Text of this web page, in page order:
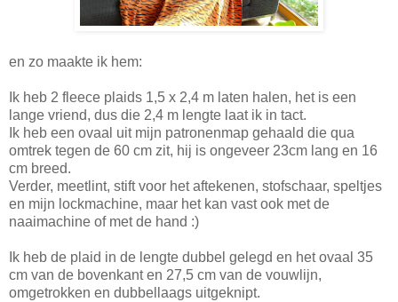
en zo maakte ik hem:
Ik heb 2 fleece plaids 1,5 x 2,4 m laten halen, het is een
lange vriend, dus die 2,4 m lengte laat ik in tact.
Ik heb een ovaal uit mijn patronenmap gehaald die qua
omtrek tegen de 60 cm zit, hij is ongeveer 23cm lang en 16
cm breed.
Verder, meetlint, stift voor het aftekenen, stofschaar, speltjes
en mijn lockmachine, maar het kan vast ook met de
naaimachine of met de hand :)
Ik heb de plaid in de lengte dubbel gelegd en het ovaal 35
cm van de bovenkant en 27,5 cm van de vouwlijn,
omgetrokken en dubbellaags uitgeknipt.